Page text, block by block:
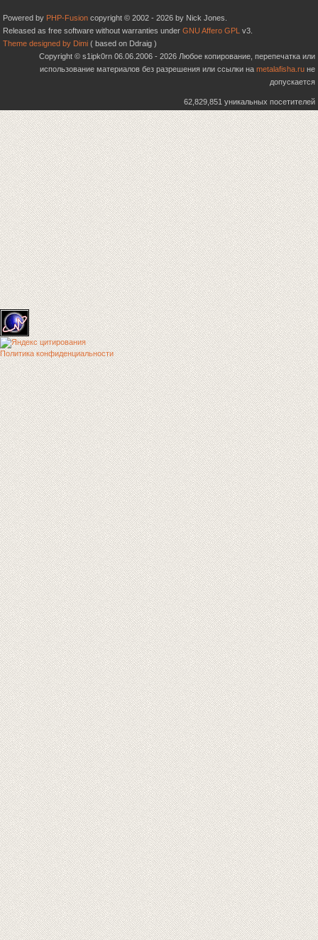
Powered by PHP-Fusion copyright © 2002 - 2026 by Nick Jones.
Released as free software without warranties under GNU Affero GPL v3.
Theme designed by Dimi ( based on Ddraig )
Copyright © s1ipk0rn 06.06.2006 - 2026 Любое копирование, перепечатка или
использование материалов без разрешения или ссылки на metalafisha.ru не
допускается
62,829,851 уникальных посетителей
Политика конфиденциальности